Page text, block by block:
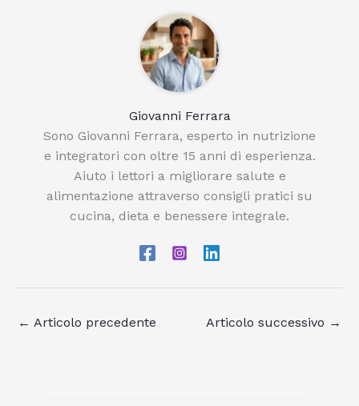
Giovanni Ferrara
Sono Giovanni Ferrara, esperto in nutrizione
e integratori con oltre 15 anni di esperienza.
Aiuto i lettori a migliorare salute e
alimentazione attraverso consigli pratici su
cucina, dieta e benessere integrale.
← Articolo precedente Articolo successivo →